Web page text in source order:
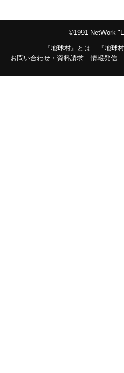
©1991 NetWork
『地球村』とは
『地球
お問い合わせ・資料請求
情報発信